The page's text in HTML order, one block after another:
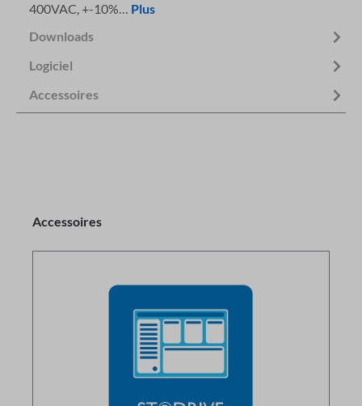
400VAC, +-10%… Plus
Downloads
Logiciel
Accessoires
Accessoires